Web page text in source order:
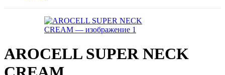
AROCELL SUPER NECK